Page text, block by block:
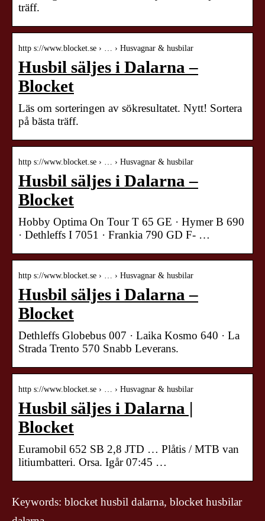
träff.
http s://www.blocket.se › … › Husvagnar & husbilar
Husbil säljes i Dalarna –
Blocket
Läs om sorteringen av sökresultatet. Nytt! Sortera
på bästa träff.
http s://www.blocket.se › … › Husvagnar & husbilar
Husbil säljes i Dalarna –
Blocket
Hobby Optima On Tour T 65 GE · Hymer B 690
· Dethleffs I 7051 · Frankia 790 GD F- …
http s://www.blocket.se › … › Husvagnar & husbilar
Husbil säljes i Dalarna –
Blocket
Dethleffs Globebus 007 · Laika Kosmo 640 · La
Strada Trento 570 Snabb Leverans.
http s://www.blocket.se › … › Husvagnar & husbilar
Husbil säljes i Dalarna |
Blocket
Euramobil 652 SB 2,8 JTD … Plåtis / MTB van
litiumbatteri. Orsa. Igår 07:45 …
Keywords: blocket husbil dalarna, blocket husbilar